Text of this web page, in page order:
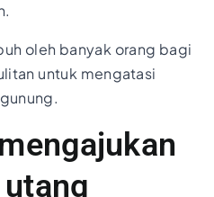
oleh banyak orang bagi
untuk mengatasi